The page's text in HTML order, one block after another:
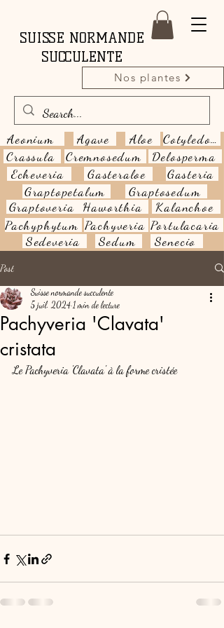
SUISSE NORMANDE
SUCCULENTE
Nos plantes
Aeonium Agave Aloe
Cotyledon
Crassula
Cremnosedum
Delosperma
Echeveria
Gasteraloe
Gasteria
Graptopetalum
Graptosedum
Graptoveria Haworthia
Kalanchoe
Pachyphytum Pachyveria
Sedeveria
Sedum
Portulacaria
Senecio
Post
Pachyveria 'Clavata'
cristata
Suisse normande succulente
5 juil. 2024 1 min de lecture
Le Pachyveria 'Clavata' à la forme cristée